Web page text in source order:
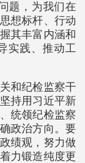
题，为我们在
想标杆、行动
其丰富内涵和
实践、推动工
和纪检监察干
持用习近平新
统领纪检监察
政治方向。要
绩观，努力做
力锻造纯度更